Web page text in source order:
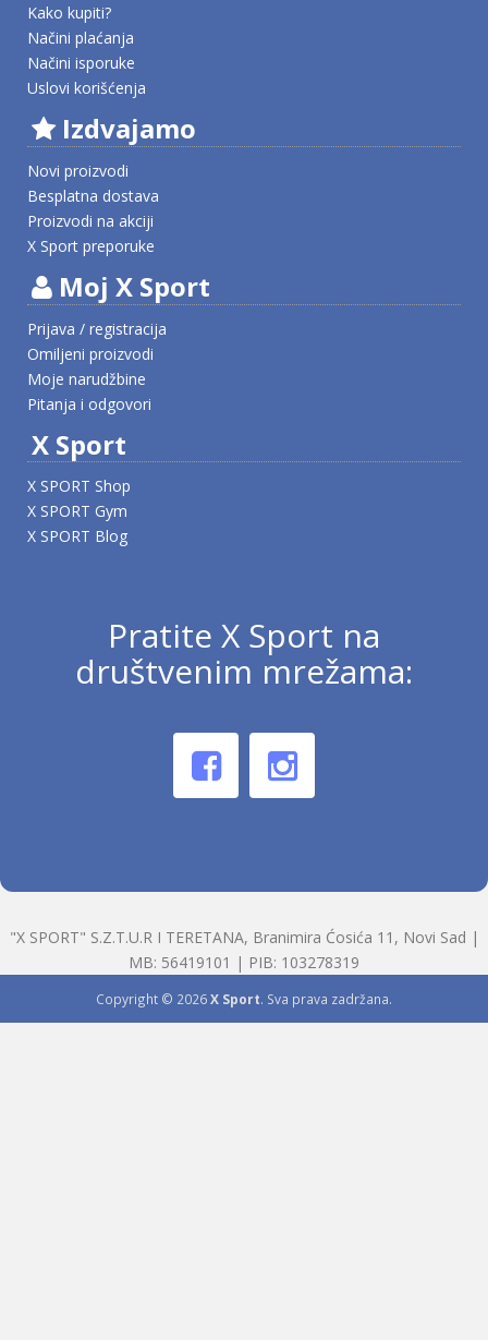
Kako kupiti?
Načini plaćanja
Načini isporuke
Uslovi korišćenja
Izdvajamo
Novi proizvodi
Besplatna dostava
Proizvodi na akciji
X Sport preporuke
Moj X Sport
Prijava / registracija
Omiljeni proizvodi
Moje narudžbine
Pitanja i odgovori
X Sport
X SPORT Shop
X SPORT Gym
X SPORT Blog
Pratite X Sport na
društvenim mrežama:
"X SPORT" S.Z.T.U.R I TERETANA, Branimira Ćosića 11, Novi Sad |
MB: 56419101 | PIB: 103278319
Copyright © 2026X Sport. Sva prava zadržana.